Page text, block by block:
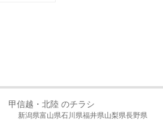
甲信越・北陸 のチラシ
新潟県富山県石川県福井県山梨県長野県